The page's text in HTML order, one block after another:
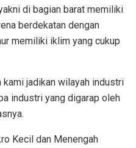
di bagian barat memiliki
berdekatan dengan
memiliki iklim yang cukup
kami jadikan wilayah industri
industri yang digarap oleh
Kecil dan Menengah